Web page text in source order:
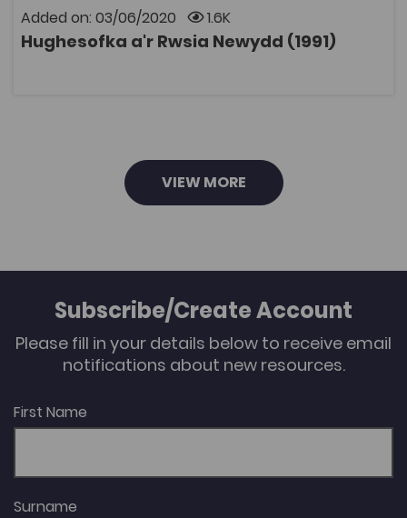
Added on: 03/06/2020 1.6K
Hughesofka a'r Rwsia Newydd (1991)
Archif S4C. Mae modd ymaelodi ar wefan y Coleg
Cymraeg Cenedlaethol i gael cyfrif.
OPEN
VIEW MORE
Subscribe/Create Account
Please fill in your details below to receive email
notifications about new resources.
First Name
Surname